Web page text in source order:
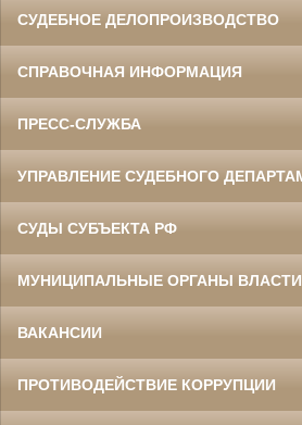
СУДЕБНОЕ ДЕЛОПРОИЗВОДСТВО
СПРАВОЧНАЯ ИНФОРМАЦИЯ
ПРЕСС-СЛУЖБА
УПРАВЛЕНИЕ СУДЕБНОГО
СУДЫ СУБЪЕКТА РФ
МУНИЦИПАЛЬНЫЕ ОРГАНЫ ВЛАСТИ
ВАКАНСИИ
ПРОТИВОДЕЙСТВИЕ КОРРУПЦИИ